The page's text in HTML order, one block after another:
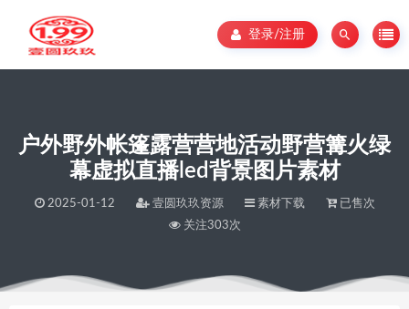
登录/注册
户外野外帐篷露营营地活动野营篝火绿
幕虚拟直播led背景图片素材
2025-01-12 壹圆玖玖资源 素材下载
已售次
关注303次
当前位置： 壹圆玖玖资源 户外野外帐篷露营营地活动野营篝火绿幕虚拟直播led背景图片素材